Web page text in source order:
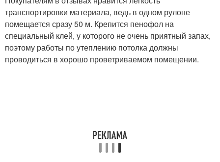
транспортировки материала, ведь в одном рулоне
помещается сразу 50 м. Крепится пенофол на
специальный клей, у которого не очень приятный запах,
поэтому работы по утеплению потолка должны
проводиться в хорошо проветриваемом помещении.